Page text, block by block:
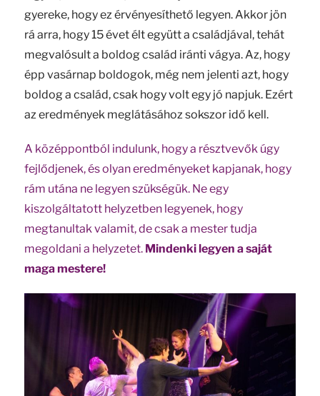
gyereke, hogy ez érvényesíthető legyen. Akkor jön
rá arra, hogy 15 évet élt együtt a családjával, tehát
megvalósult a boldog család iránti vágya. Az, hogy
épp vasárnap boldogok, még nem jelenti azt, hogy
boldog a család, csak hogy volt egy jó napjuk. Ezért
az eredmények meglátásához sokszor idő kell.
A középpontból indulunk, hogy a résztvevők úgy
fejlődjenek, és olyan eredményeket kapjanak, hogy
rám utána ne legyen szükségük. Ne egy
kiszolgáltatott helyzetben legyenek, hogy
megtanultak valamit, de csak a mester tudja
megoldani a helyzetet. Mindenki legyen a saját
maga mestere!